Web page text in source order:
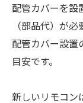
配管カバーを設
（部品代）が必
配管カバー設置
目安です。
新しいリモコン